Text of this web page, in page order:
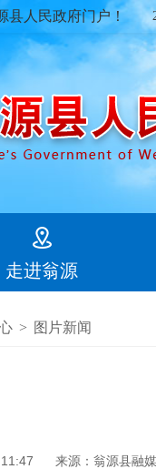
县人民政府门户！
走进翁源
> 图片新闻
来源：翁源县融